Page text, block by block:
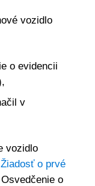
vozidlo
o evidencii
v
vozidlo
Žiadosť o prvé
o